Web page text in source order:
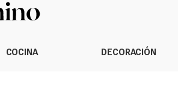
COCINA DECORACIÓN